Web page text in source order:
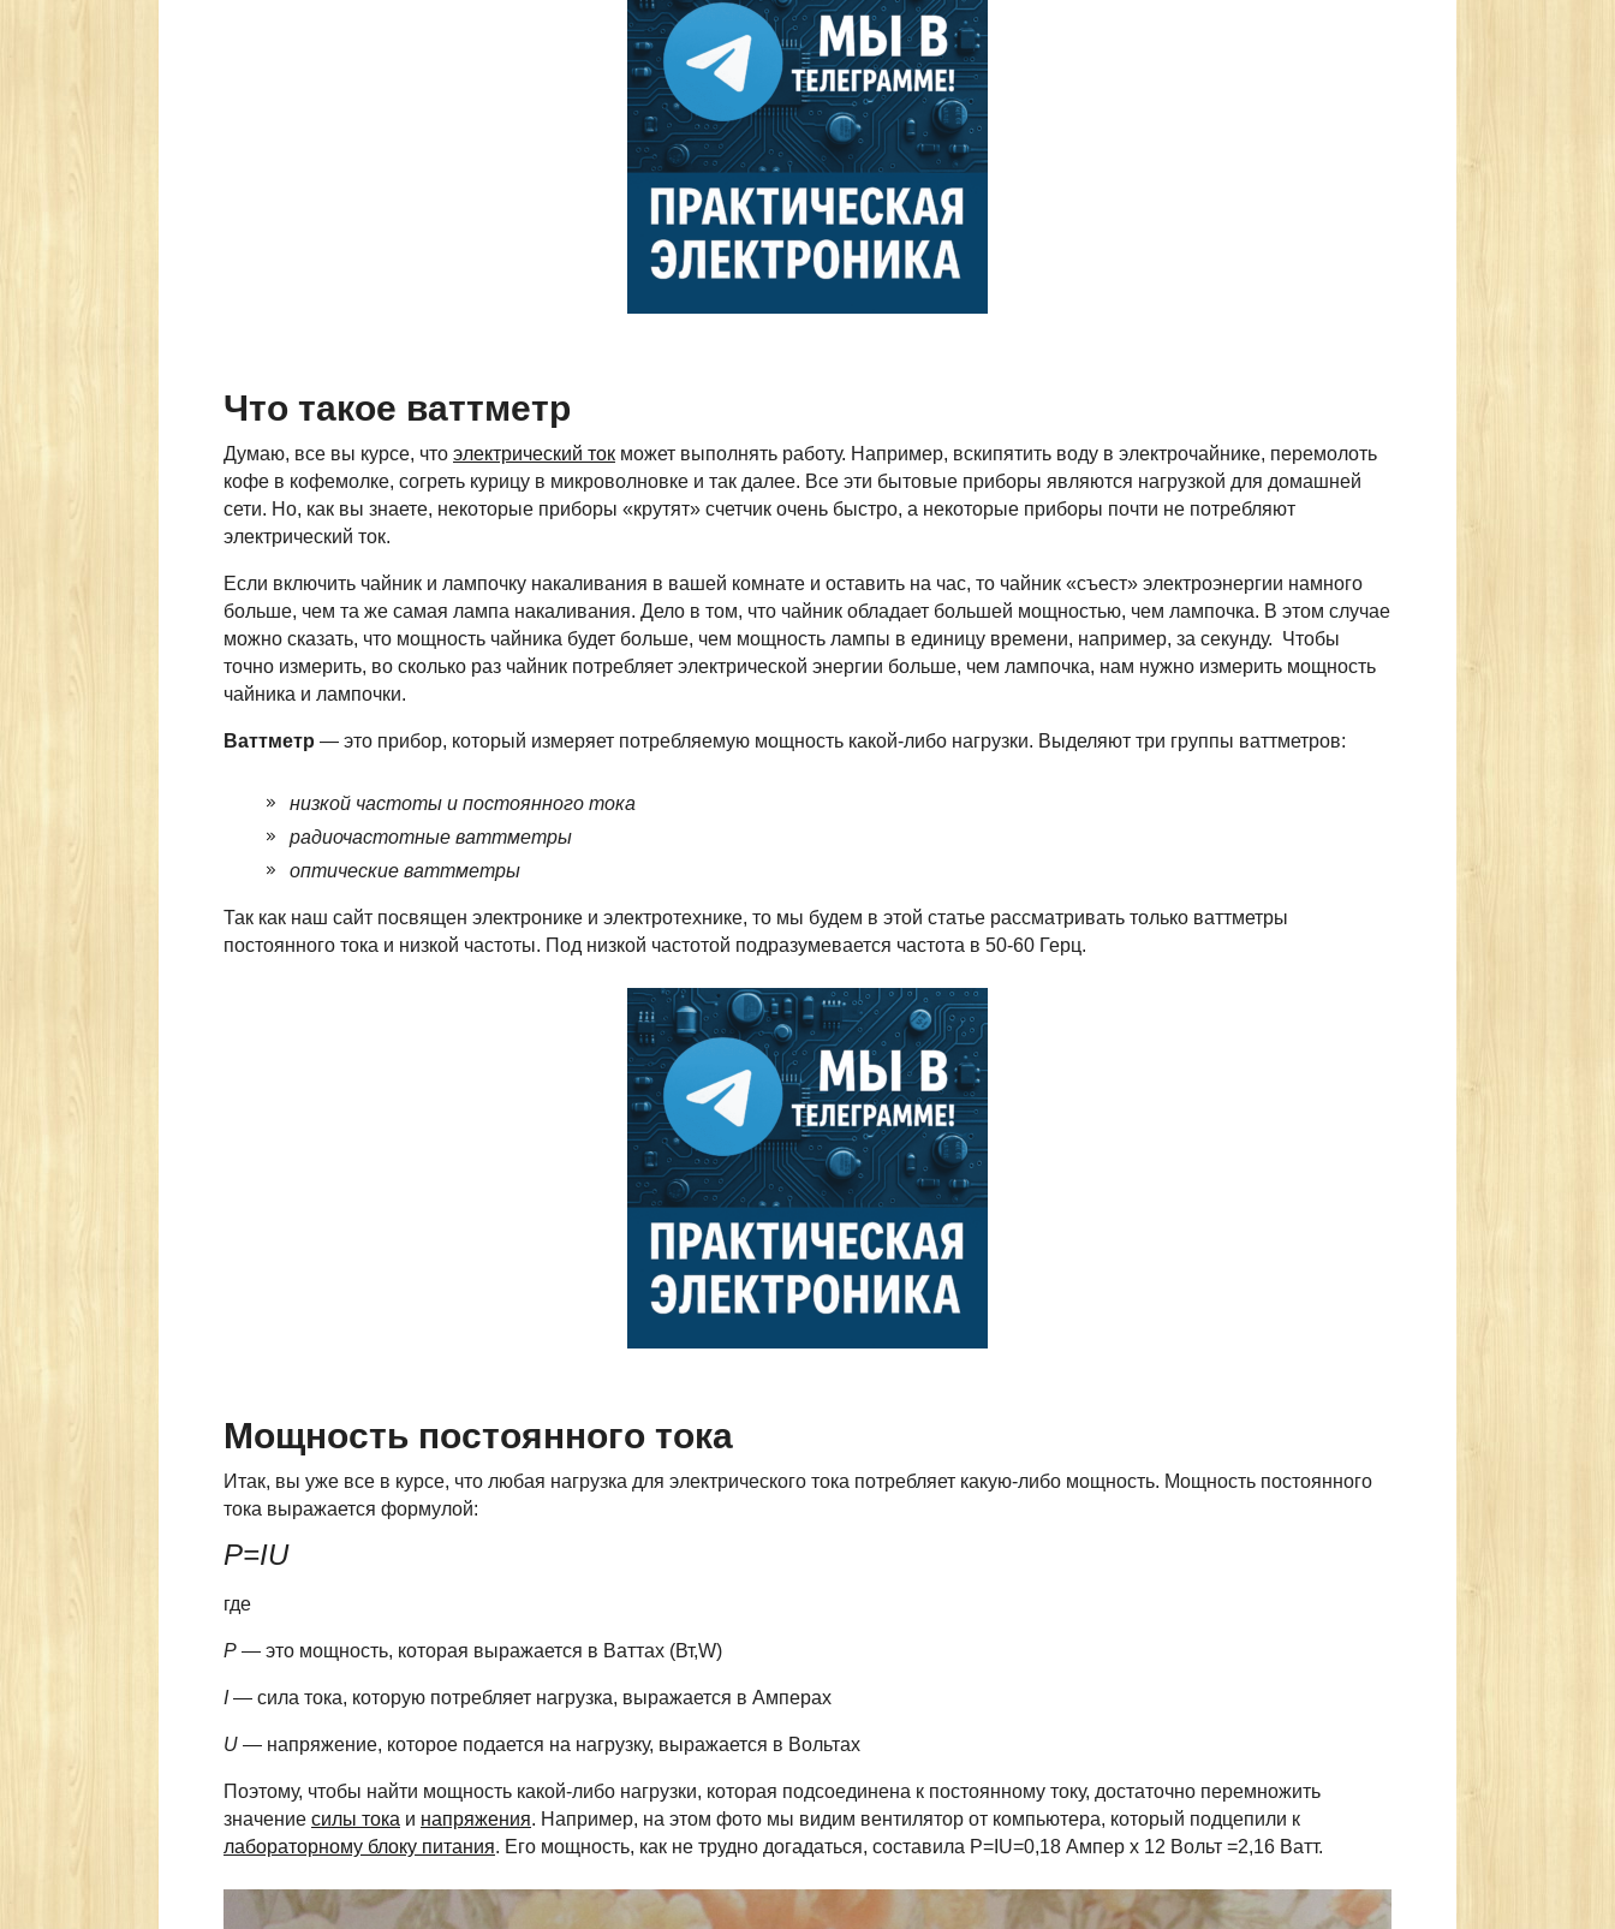
Что такое ваттметр
Думаю, все вы курсе, что электрический ток может выполнять работу. Например, вскипятить воду в электрочайнике, перемолоть
кофе в кофемолке, согреть курицу в микроволновке и так далее. Все эти бытовые приборы являются нагрузкой для домашней
сети. Но, как вы знаете, некоторые приборы «крутят» счетчик очень быстро, а некоторые приборы почти не потребляют
электрический ток.
Если включить чайник и лампочку накаливания в вашей комнате и оставить на час, то чайник «съест» электроэнергии намного
больше, чем та же самая лампа накаливания. Дело в том, что чайник обладает большей мощностью, чем лампочка. В этом случае
можно сказать, что мощность чайника будет больше, чем мощность лампы в единицу времени, например, за секунду. Чтобы
точно измерить, во сколько раз чайник потребляет электрической энергии больше, чем лампочка, нам нужно измерить мощность
чайника и лампочки.
Ваттметр — это прибор, который измеряет потребляемую мощность какой-либо нагрузки. Выделяют три группы ваттметров:
низкой частоты и постоянного тока
радиочастотные ваттметры
оптические ваттметры
Так как наш сайт посвящен электронике и электротехнике, то мы будем в этой статье рассматривать только ваттметры
постоянного тока и низкой частоты. Под низкой частотой подразумевается частота в 50-60 Герц.
Мощность постоянного тока
Итак, вы уже все в курсе, что любая нагрузка для электрического тока потребляет какую-либо мощность. Мощность постоянного
тока выражается формулой:
P=IU
где
P — это мощность, которая выражается в Ваттах (Вт,W)
I— сила тока, которую потребляет нагрузка, выражается в Амперах
U — напряжение, которое подается на нагрузку, выражается в Вольтах
Поэтому, чтобы найти мощность какой-либо нагрузки, которая подсоединена к постоянному току, достаточно перемножить
значение силы тока и напряжения. Например, на этом фото мы видим вентилятор от компьютера, который подцепили к
лабораторному блоку питания. Его мощность, как не трудно догадаться, составила P=IU=0,18 Ампер x 12 Вольт =2,16 Ватт.